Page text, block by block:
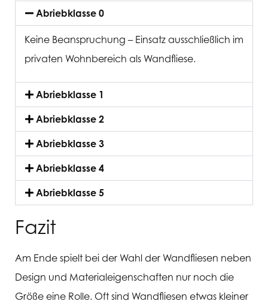
Abriebklasse 0
Keine Beanspruchung – Einsatz ausschließlich im
privaten Wohnbereich als Wandfliese.
Abriebklasse 1
Abriebklasse 2
Abriebklasse 3
Abriebklasse 4
Abriebklasse 5
Fazit
Am Ende spielt bei der Wahl der Wandfliesen neben
Design und Materialeigenschaften nur noch die
Größe eine Rolle. Oft sind Wandfliesen etwas kleiner